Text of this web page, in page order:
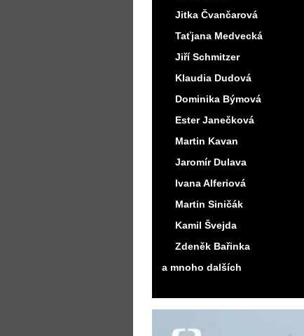
Jitka Čvančarová
Taťjana Medvecká
Jiří Schmitzer
Klaudia Dudová
Dominika Býmová
Ester Janečková
Martin Kavan
Jaromír Dulava
Ivana Alferiová
Martin Siničák
Kamil Švejda
Zdeněk Bařinka
a mnoho dalších